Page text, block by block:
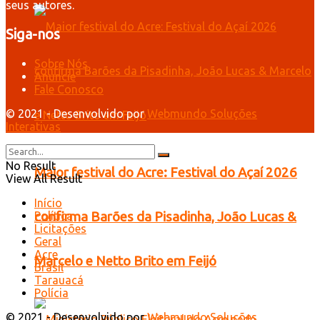
Maior festival do Acre: Festival do Açaí 2026
confirma Barões da Pisadinha, João Lucas &
Marcelo e Netto Brito em Feijó
seus autores.
Siga-nos
Sobre Nós
Anuncie
Fale Conosco
© 2021 - Desenvolvido porWebmundo Soluções
Interativas
No Result
View All Result
Início
Política
Licitações
Geral
Acre
Brasil
Tarauacá
Polícia
© 2021 - Desenvolvido porWebmundo Soluções